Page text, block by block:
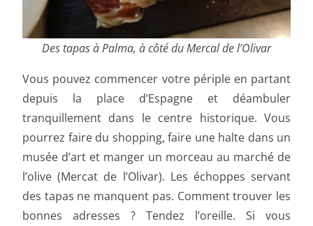
Des tapas à Palma, à côté du Mercal de l’Olivar
Vous pouvez commencer votre périple en partant
depuis la place d’Espagne et déambuler
tranquillement dans le centre historique. Vous
pourrez faire du shopping, faire une halte dans un
musée d’art et manger un morceau au marché de
l’olive (Mercat de l’Olivar). Les échoppes servant
des tapas ne manquent pas. Comment trouver les
bonnes adresses ? Tendez l’oreille. Si vous